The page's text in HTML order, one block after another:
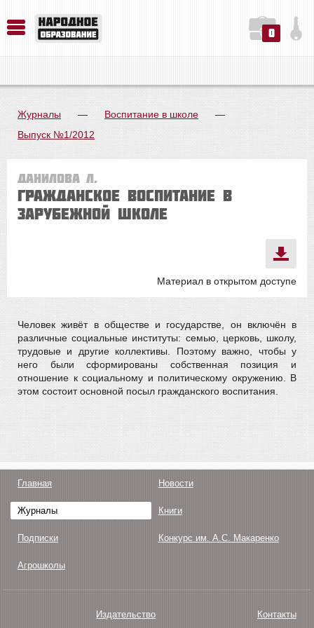
0
Журналы — Воспитание в школе
—
Выпуск №1/2012
Данилова Л.
Гражданское воспитание в
зарубежной школе
Материал в открытом доступе
Человек живёт в обществе и государстве, он включён в
различные социальные институты: семью, церковь, школу,
трудовые и другие коллективы. Поэтому важно, чтобы у
него были сформированы собственная позиция и
отношение к социальному и политическому окружению. В
этом состоит основной посыл гражданского воспитания.
Главная Новости
Журналы Книги
Подписки Конкурс им. А.С. Макаренко
Агрошколы
Издательство Контакты